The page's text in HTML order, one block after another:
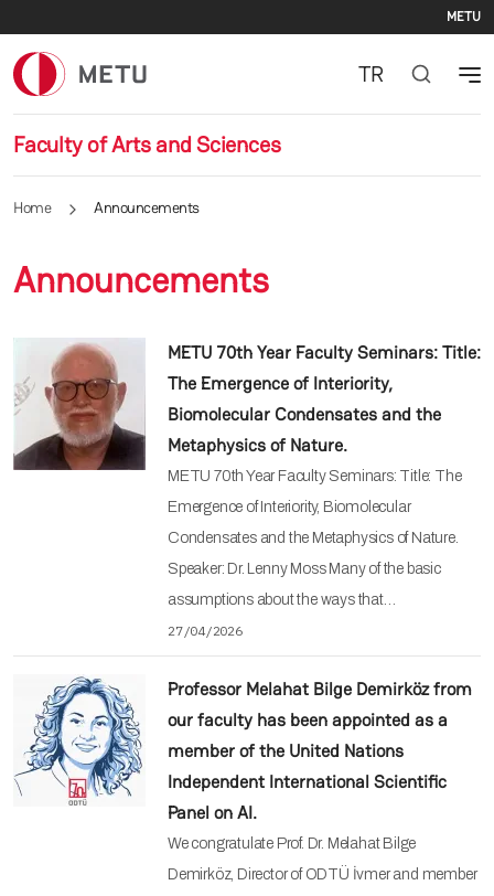
METU
Faculty of Arts and Sciences
TR
Home Announcements
Announcements
METU 70th Year Faculty Seminars: Title:
The Emergence of Interiority,
Biomolecular Condensates and the
Metaphysics of Nature.
METU 70th Year Faculty Seminars: Title: The
Emergence of Interiority, Biomolecular
Condensates and the Metaphysics of Nature.
Speaker: Dr. Lenny Moss Many of the basic
assumptions about the ways that…
27/04/2026
Professor Melahat Bilge Demirköz from
our faculty has been appointed as a
member of the United Nations
Independent International Scientific
Panel on AI.
We congratulate Prof. Dr. Melahat Bilge
Demirköz, Director of ODTÜ İvmer and member